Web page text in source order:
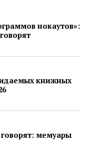
нокаутов»:
книжных
мемуары